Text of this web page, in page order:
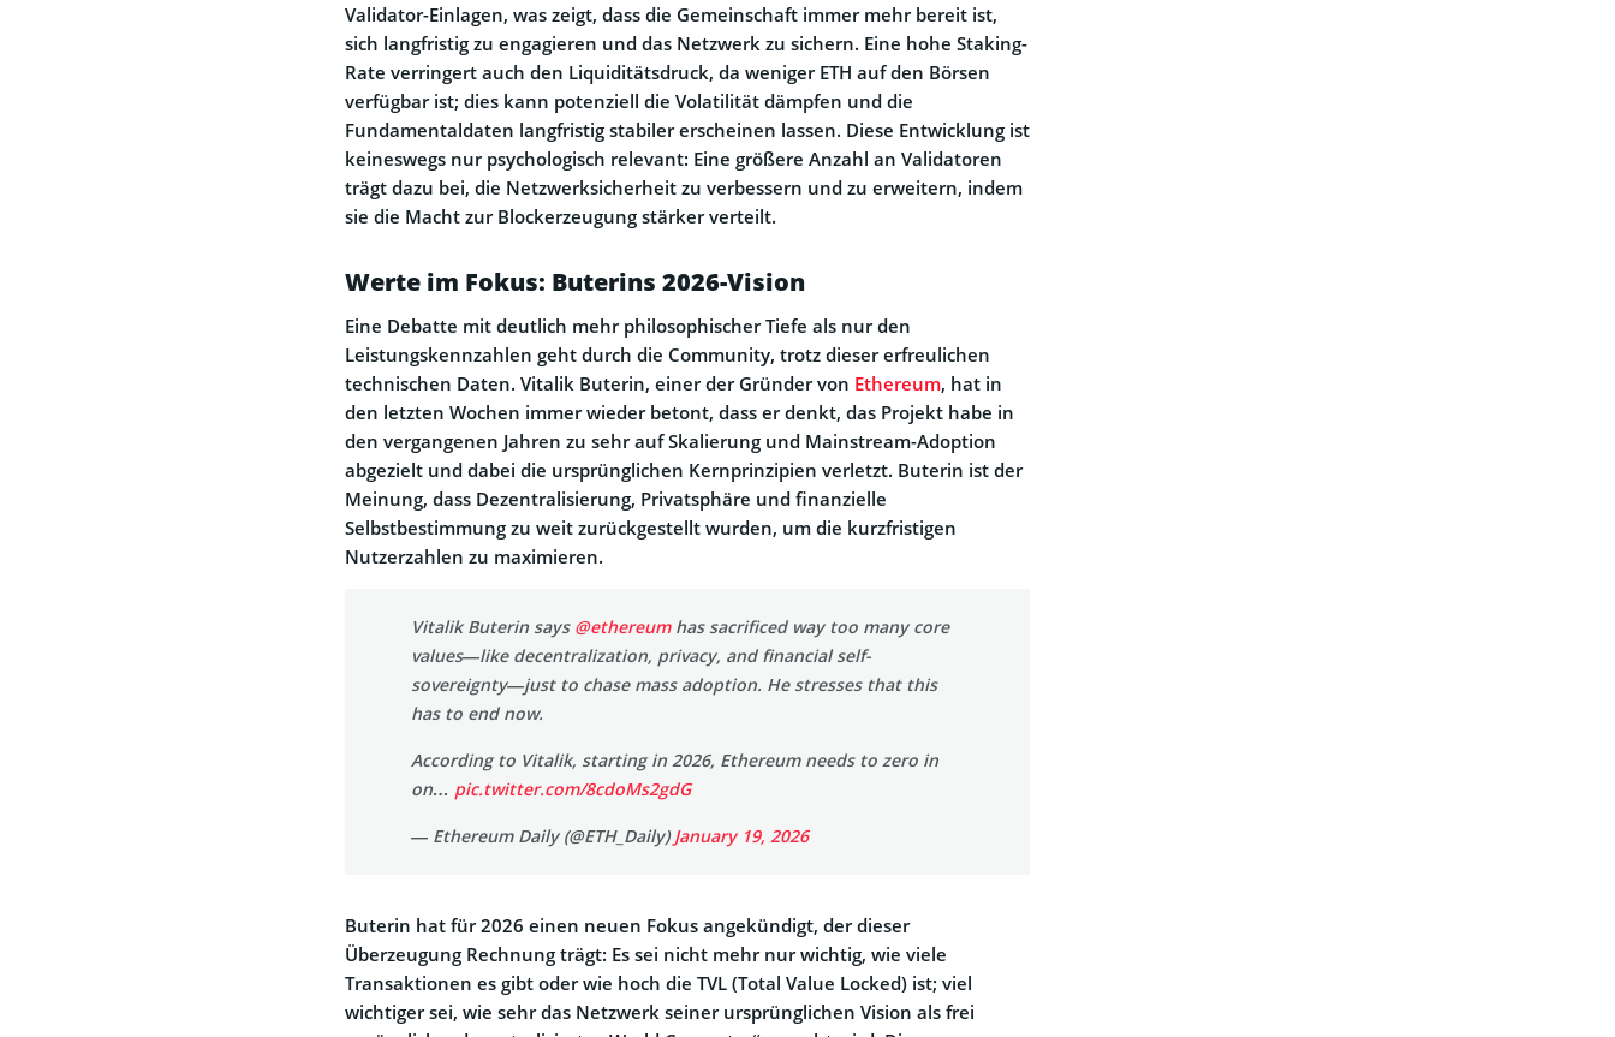
Validator-Einlagen, was zeigt, dass die Gemeinschaft immer mehr bereit ist,
sich langfristig zu engagieren und das Netzwerk zu sichern. Eine hohe Staking-
Rate verringert auch den Liquiditätsdruck, da weniger ETH auf den Börsen
verfügbar ist; dies kann potenziell die Volatilität dämpfen und die
Fundamentaldaten langfristig stabiler erscheinen lassen. Diese Entwicklung ist
keineswegs nur psychologisch relevant: Eine größere Anzahl an Validatoren
trägt dazu bei, die Netzwerksicherheit zu verbessern und zu erweitern, indem
sie die Macht zur Blockerzeugung stärker verteilt.
Werte im Fokus: Buterins 2026-Vision
Eine Debatte mit deutlich mehr philosophischer Tiefe als nur den
Leistungskennzahlen geht durch die Community, trotz dieser erfreulichen
technischen Daten. Vitalik Buterin, einer der Gründer von Ethereum, hat in
den letzten Wochen immer wieder betont, dass er denkt, das Projekt habe in
den vergangenen Jahren zu sehr auf Skalierung und Mainstream-Adoption
abgezielt und dabei die ursprünglichen Kernprinzipien verletzt. Buterin ist der
Meinung, dass Dezentralisierung, Privatsphäre und finanzielle
Selbstbestimmung zu weit zurückgestellt wurden, um die kurzfristigen
Nutzerzahlen zu maximieren.
Vitalik Buterin says @ethereumhas sacrificed way too many core
values—like decentralization, privacy, and financial self-
sovereignty—just to chase mass adoption. He stresses that this
has to end now.
According to Vitalik, starting in 2026, Ethereum needs to zero in
on… pic.twitter.com/8cdoMs2gdG
— Ethereum Daily (@ETH_Daily)January 19, 2026
Buterin hat für 2026 einen neuen Fokus angekündigt, der dieser
Überzeugung Rechnung trägt: Es sei nicht mehr nur wichtig, wie viele
Transaktionen es gibt oder wie hoch die TVL (Total Value Locked) ist; viel
wichtiger sei, wie sehr das Netzwerk seiner ursprünglichen Vision als frei